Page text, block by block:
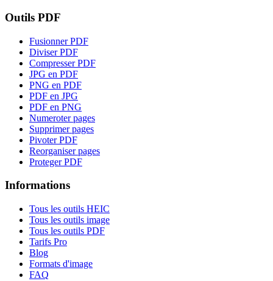
Outils PDF
Fusionner PDF
Diviser PDF
Compresser PDF
JPG en PDF
PNG en PDF
PDF en JPG
PDF en PNG
Numeroter pages
Supprimer pages
Pivoter PDF
Reorganiser pages
Proteger PDF
Informations
Tous les outils HEIC
Tous les outils image
Tous les outils PDF
Tarifs Pro
Blog
Formats d'image
FAQ